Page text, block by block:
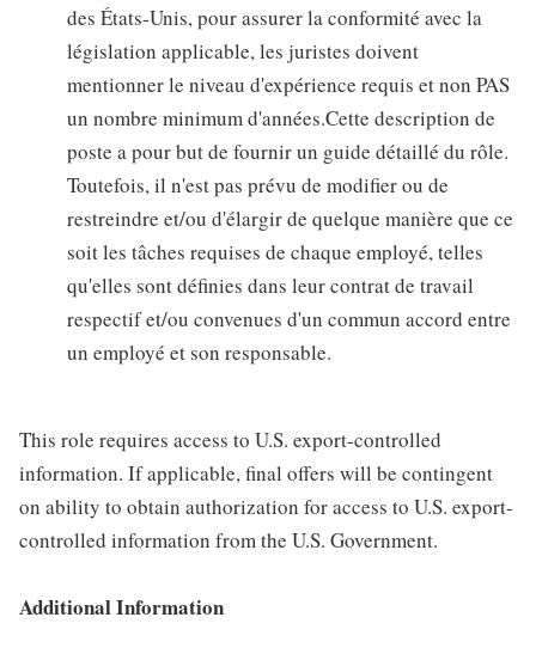
des États-Unis, pour assurer la conformité avec la
législation applicable, les juristes doivent
mentionner le niveau d'expérience requis et non PAS
un nombre minimum d'années.Cette description de
poste a pour but de fournir un guide détaillé du rôle.
Toutefois, il n'est pas prévu de modifier ou de
restreindre et/ou d'élargir de quelque manière que ce
soit les tâches requises de chaque employé, telles
qu'elles sont définies dans leur contrat de travail
respectif et/ou convenues d'un commun accord entre
un employé et son responsable.
This role requires access to U.S. export-controlled
information. If applicable, final offers will be contingent
on ability to obtain authorization for access to U.S. export-
controlled information from the U.S. Government.
Additional Information